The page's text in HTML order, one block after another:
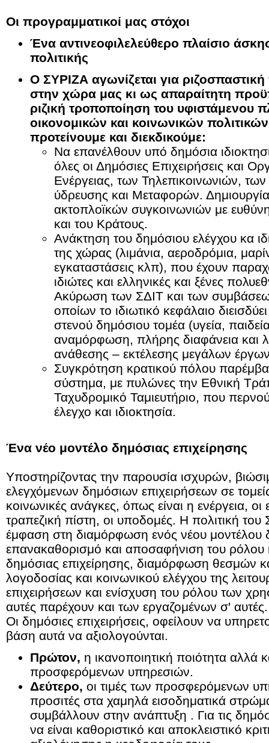
Οι προγραμματικοί μας στόχοι
Ένα αντινεοφιλελεύθερο πλαίσιο
πολιτικής
Ο ΣΥΡΙΖΑ αγωνίζεται για
στην χώρα μας κι ως απαραίτητη
ριζική τροποποίηση του υφιστάμενου
οικονομικών και κοινωνικών
προτείνουμε και διεκδικούμε:
Να επανέλθουν υπό δημόσια
όλες οι Δημόσιες Επιχειρήσεις και
Ενέργειας, των Τηλεπικοινωνιών,
ύδρευσης και Μεταφορών.
ακτοπλοϊκών συγκοινωνιών με
και του Κράτους.
Ανάκτηση του δημόσιου ελέγχου κα
της χώρας (λιμάνια, αεροδρόμια,
εγκαταστάσεις κλπ), που έχουν
ιδιώτες και ελληνικές και ξένες
Ακύρωση των ΣΔΙΤ και των
οποίων το ιδιωτικό κεφάλαιο
στενού δημόσιου τομέα (υγεία,
αναμόρφωση, πλήρης διαφάνεια και
ανάθεσης – εκτέλεσης μεγάλων έργων
Συγκρότηση κρατικού πόλου
σύστημα, με πυλώνες την Εθνική
Ταχυδρομικό Ταμιευτήριο, που
έλεγχο και ιδιοκτησία.
Ένα νέο μοντέλο δημόσιας επιχείρησης
Υποστηρίζοντας την παρουσία ισχυρών,
ελεγχόμενων δημόσιων επιχειρήσεων σε
κοινωνικές ανάγκες, όπως είναι η ενέργεια,
τραπεζική πίστη, οι υποδομές. Η πολιτική του
έμφαση στη διαμόρφωση ενός νέου μοντέλου
επανακαθορισμό και αποσαφήνιση του ρόλου
δημόσιας επιχείρησης, διαμόρφωση θεσμών
λογοδοσίας και κοινωνικού ελέγχου της
επιχειρήσεων και ενίσχυση του ρόλου των
αυτές παρέχουν και των εργαζομένων σ' αυτές.
Οι δημόσιες επιχειρήσεις, οφείλουν να
βάση αυτά να αξιολογούνται.
Πρώτον, η ικανοποιητική ποιότητα αλλά
προσφερόμενων υπηρεσιών.
Δεύτερο, οι τιμές των προσφερόμενων
προσιτές στα χαμηλά εισοδηματικά
συμβάλλουν στην ανάπτυξη . Για τις
να είναι καθοριστικό και αποκλειστικό